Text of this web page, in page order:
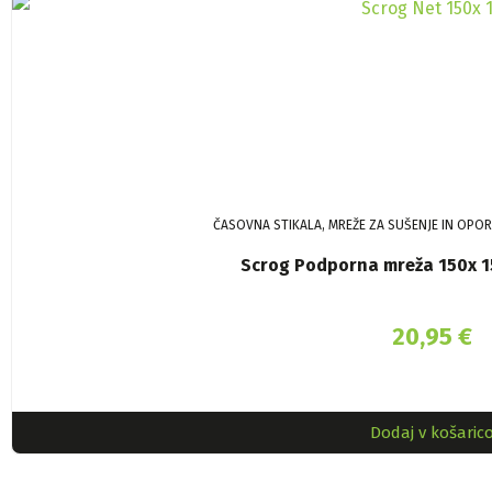
ČASOVNA STIKALA, MREŽE ZA SUŠENJE IN
Scrog Podporna mreža 150x
20,95 €
Dodaj v